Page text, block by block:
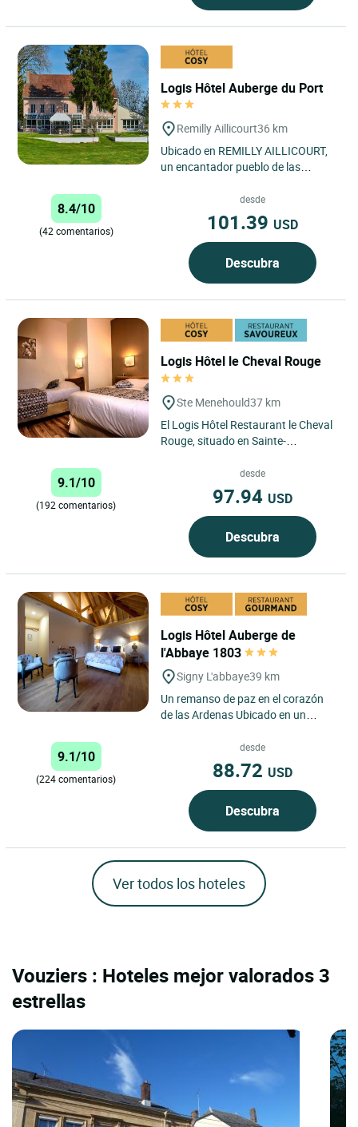
Logis Hôtel Auberge du Port
Remilly Aillicourt36 km
Ubicado en REMILLY AILLICOURT,
un encantador pueblo de las
Port goza de una ubicación ideal...
8.4/10
(42 comentarios)
desde
101.39 USD
Descubra
Logis Hôtel le Cheval Rouge
Ste Menehould37 km
El Logis Hôtel Restaurant le Cheval
Rouge, situado en Sainte-
región de Champaña-Ardenas,...
9.1/10
(192 comentarios)
desde
97.94 USD
Descubra
Logis Hôtel Auberge de
l'Abbaye 1803
Signy L'abbaye39 km
Un remanso de paz en el corazón
de las Ardenas Ubicado en un
albergue se encuentra en Signy...
9.1/10
(224 comentarios)
desde
88.72 USD
Descubra
Ver todos los hoteles
Vouziers : Hoteles mejor valorados 3
estrellas